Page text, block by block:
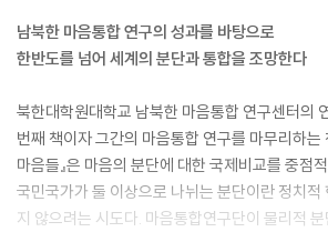
남북한 마음통합 연구의 성과를 바탕으로
한반도를 넘어 세계의 분단과 통합을 조망한다
북한대학원대학교 남북한 마음통합 연구센터의
번째 책이자 그간의 마음통합 연구를 마무리하는
마음들』은 마음의 분단에 대한 국제비교를 중점
국민국가가 둘 이상으로 나뉘는 분단이란 정치적
지 않으려는 시도다. 마음통합연구단이 물리적